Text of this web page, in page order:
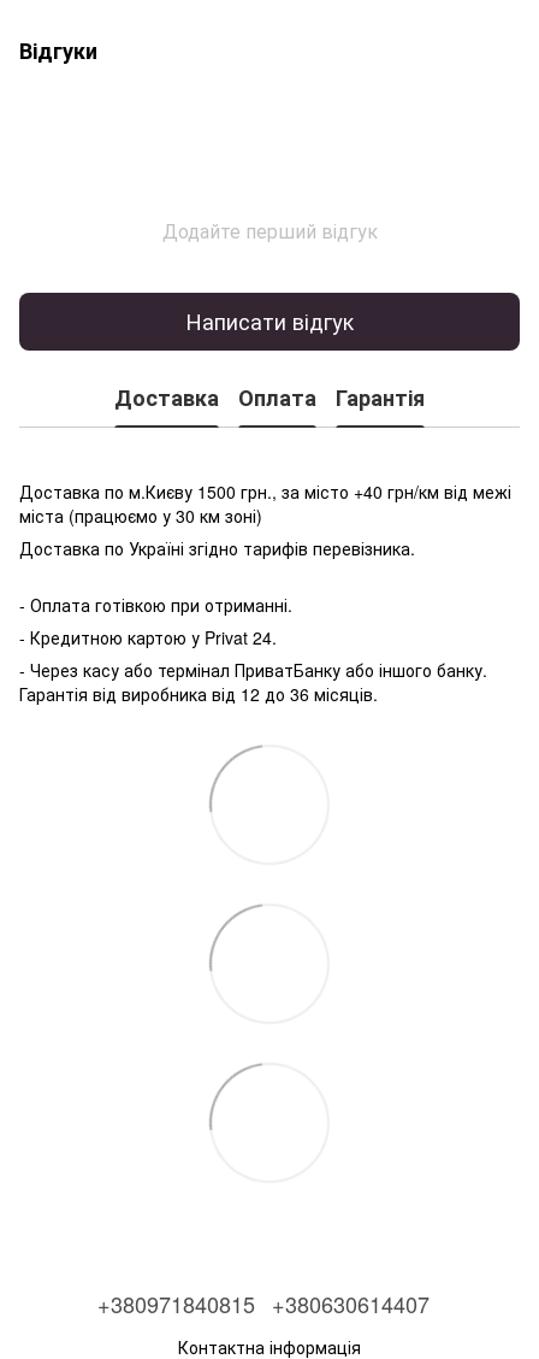
Відгуки
Додайте перший відгук
Написати відгук
Доставка Оплата Гарантія
Доставка по м.Києву 1500 грн., за місто +40 грн/км від межі
міста (працюємо у 30 км зоні)
Доставка по Україні згідно тарифів перевізника.
- Оплата готівкою при отриманні.
- Кредитною картою у Privat 24.
- Через касу або термінал ПриватБанку або іншого банку.
Гарантія від виробника від 12 до 36 місяців.
+380971840815 +380630614407
Контактна інформація